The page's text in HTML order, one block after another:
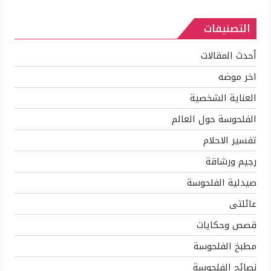
جزء
مغلقة
التصنيفات
أحدث المقالات
اخر موضه
العناية الشخصية
الفلحوسة حول العالم
تفسير الاحلام
رجيم ورشاقة
صيدلية الفلحوسة
عائلتى
قصص وحكايات
مطبخ الفلحوسة
نصائح الفلحوسة